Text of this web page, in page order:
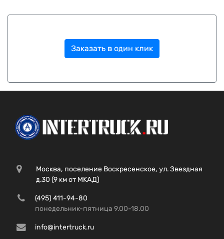
Заказать в один клик
Москва, поселение Воскресенское, ул. Звездная
д.30 (9 км от МКАД)
(495) 411-94-80
понедельник-пятница 9.00-18.00
info@intertruck.ru